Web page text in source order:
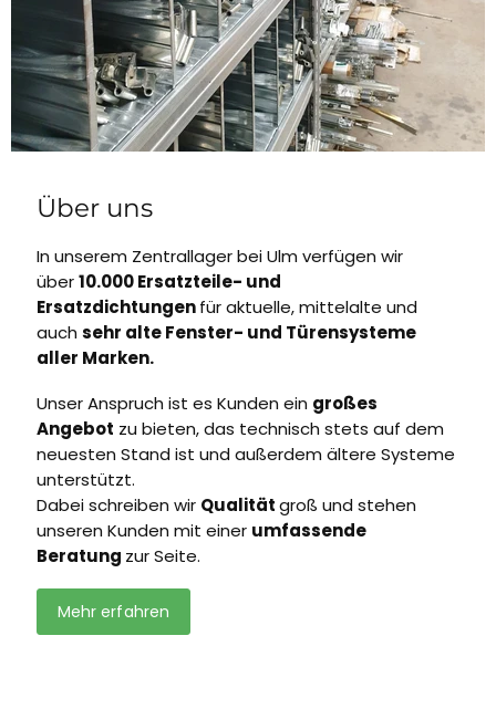
Über uns
In unserem Zentrallager bei Ulm verfügen wir
über10.000 Ersatzteile- und
Ersatzdichtungenfür aktuelle, mittelalte und
auch sehr alte Fenster- und Türensysteme
aller Marken.
Unser Anspruch ist es Kunden ein großes
Angebot zu bieten, das technisch stets auf dem
neuesten Stand ist und außerdem ältere Systeme
unterstützt.
Dabei schreiben wir Qualitätgroß und stehen
unseren Kunden mit einer umfassende
Beratung zur Seite.
Mehr erfahren